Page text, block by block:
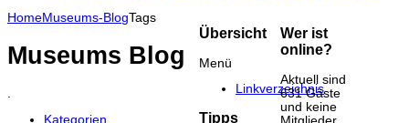
HomeMuseums-BlogTags
Museums Blog
.
Kategorien
Übersicht
Menü
Linkverzeichnis
Tipps
Wer ist
online?
Aktuell sind
631 Gäste
und keine